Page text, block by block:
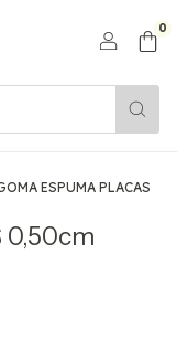
0
ESPUMA PLACAS
0,50cm